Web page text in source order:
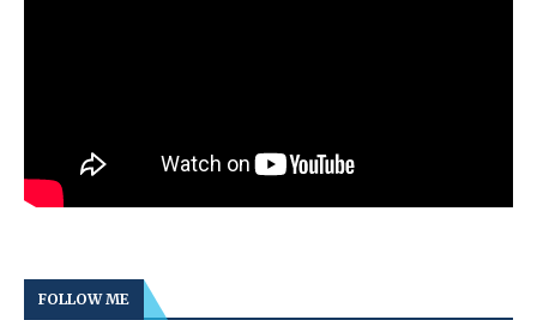
FOLLOW ME